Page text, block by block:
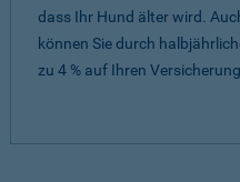
dass Ihr Hund älter wird.
können Sie durch
zu 4 % auf Ihren